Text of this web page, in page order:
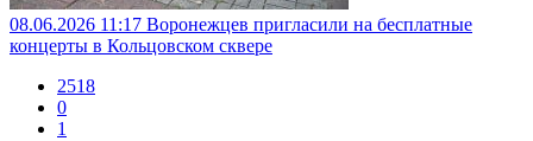
08.06.2026 11:17 Воронежцев пригласили на бесплатные
концерты в Кольцовском сквере
2518
0
1